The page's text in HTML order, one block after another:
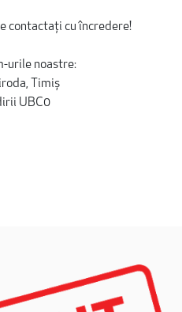
contactați cu încredere!
urile noastre:
Timiș
UBC0